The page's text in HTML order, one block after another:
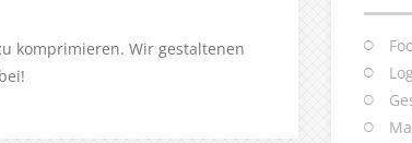
komprimieren. Wir gestaltenen